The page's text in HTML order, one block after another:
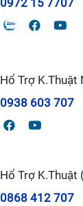
Hổ Trợ K.Thuật
0938 603 707
Hổ Trợ K.Thuật
0868 412 707